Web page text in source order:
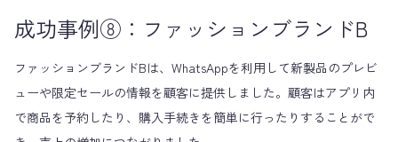
成功事例⑧：ファッションブランドB
ファッションブランドBは、WhatsAppを利用して新製品のプレビ
ューや限定セールの情報を顧客に提供しました。顧客はアプリ内
で商品を予約したり、購入手続きを簡単に行ったりすることがで